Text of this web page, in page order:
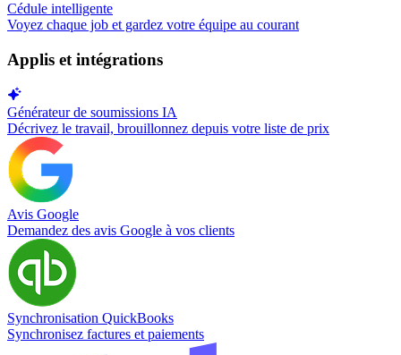
Cédule intelligente
Voyez chaque job et gardez votre équipe au courant
Applis et intégrations
Générateur de soumissions IA
Décrivez le travail, brouillonnez depuis votre liste de prix
Avis Google
Demandez des avis Google à vos clients
Synchronisation QuickBooks
Synchronisez factures et paiements